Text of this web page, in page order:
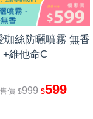
珈絲防曬噴霧 無香
+維他命C
價 $999 $599